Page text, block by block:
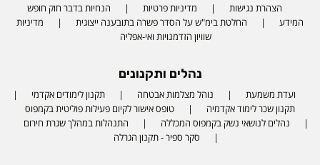
הצהרת נגישות מדיניות פרטיות
הנחיות בדבר חוק חופש
המידע
החלטת בימ"ש על הסדר פשרה בתובענה ייצוגית
מדיניות
שוויון הזדמנויות ואי-אפליה
נהלים ותקנונים
ועדת משמעת נוהל מצלמות אבטחה
תקנון לימודים אקדמי
תקנון שכר לימוד אקדמיה
טופס אישור לקיום פעילות פוליטית בקמפוס
נהלים לנושאי נשק בקמפוס המכללה
התנהלות במהלך שגרת חירום
סקר ספיר - תקנון הגרלה